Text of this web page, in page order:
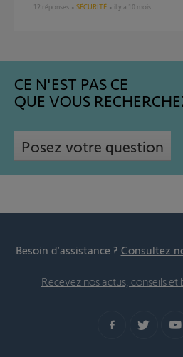
12 réponses SÉCURITÉ il y a 10 mois
CE N'EST PAS CE
QUE VOUS
Posez votre question
Besoin d’assistance ? Consultez
Recevez nos actus, conseils et